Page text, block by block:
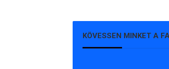
KÖVESSEN MINKET A